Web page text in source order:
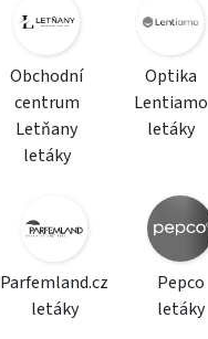
Obchodní
centrum
Letňany
letáky
Optika
Lentiamo
letáky
Parfemland.cz
letáky
Pepco
letáky